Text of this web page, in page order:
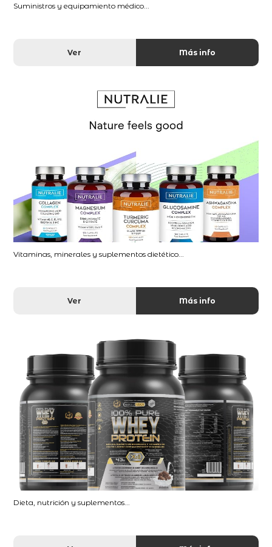
Suministros y equipamiento médico...
Ver Más info
Vitaminas, minerales y suplementos dietético...
Ver Más info
Dieta, nutrición y suplementos...